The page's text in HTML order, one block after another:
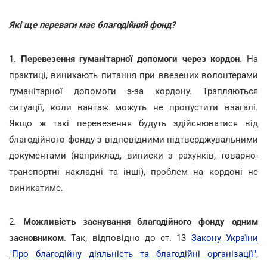
Які ще переваги має благодійний фонд?
1. Перевезення гуманітарної допомоги через кордон. На
практиці, виникають питання при ввезених волонтерами
гуманітарної допомоги з-за кордону. Трапляються
ситуації, коли вантаж можуть не пропустити взагалі.
Якщо ж такі перевезення будуть здійснюватися від
благодійного фонду з відповідними підтверджувальними
документами (наприклад, виписки з рахунків, товарно-
транспортні накладні та інші), проблем на кордоні не
виникатиме.
2. Можливість заснування благодійного фонду одним
засновником. Так, відповідно до ст. 13 Закону України
"Про благодійну діяльність та благодійні організації",